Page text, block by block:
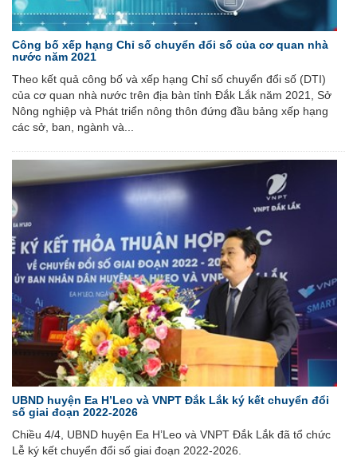
Công bố xếp hạng Chỉ số chuyển đổi số của cơ quan nhà
nước năm 2021
Theo kết quả công bố và xếp hạng Chỉ số chuyển đổi số (DTI)
của cơ quan nhà nước trên địa bàn tỉnh Đắk Lắk năm 2021, Sở
Nông nghiệp và Phát triển nông thôn đứng đầu bảng xếp hạng
các sở, ban, ngành và...
UBND huyện Ea H’Leo và VNPT Đắk Lắk ký kết chuyển đổi
số giai đoạn 2022-2026
Chiều 4/4, UBND huyện Ea H’Leo và VNPT Đắk Lắk đã tổ chức
Lễ ký kết chuyển đổi số giai đoạn 2022-2026.